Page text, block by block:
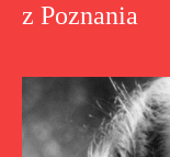
z Poznania